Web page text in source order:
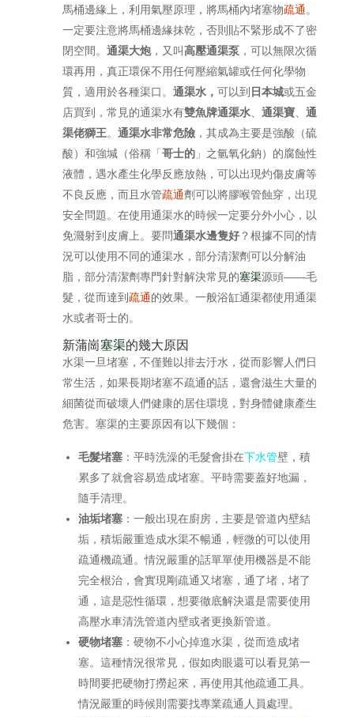
馬桶邊緣上，利用氣壓原理，將馬桶內堵塞物疏通 。
一定要注意將馬桶邊緣抹乾，否則貼不緊形成不了密
閉空間。 通渠大炮，又叫高壓通渠泵，可以無限次循
環再用，真正環保不用任何壓縮氣罐或任何化學物
質，適用於各種渠口。 通渠水， 可以到 日本城或五金
店買到，常見的通渠水有雙魚牌通渠水、 通渠寶、 通
渠佬獅王。 通渠水非常危險，其成為主要是強酸（硫
酸）和強堿（俗稱「 哥士的」之氫氧化鈉）的腐蝕性
液體，遇水產生化學反應放熱，可以出現灼傷皮膚等
不良反應，而且水管疏通劑可以將膠喉管蝕穿，出現
安全問題。在使用通渠水的時候一定要分外小心，以
免濺射到皮膚上。要問通渠水邊隻好？根據不同的情
況可以使用不同的通渠水，部分清潔劑可以分解油
脂，部分清潔劑專門針對解決常見的塞渠源頭——毛
髮，從而達到 疏通的效果。一般浴缸通渠都使用通渠
水或者哥士的。
新蒲崗塞渠的幾大原因
水渠一旦堵塞，不僅難以排去汙水，從而影響人們日
常生活，如果長期堵塞不疏通的話，還會滋生大量的
細菌從而破壞人們健康的居住環境，對身體健康產生
危害。塞渠的主要原因有以下幾個：
毛髮堵塞：平時洗澡的毛髮會掛在下水管壁，積
累多了就會容易造成堵塞。平時需要蓋好地漏，
隨手清理。
油垢堵塞：一般出現在廚房，主要是管道內壁結
垢，積垢嚴重造成水渠不暢通，輕微的可以使用
疏通機疏通。情況嚴重的話單單使用機器是不能
完全根治，會實現剛疏通又堵塞，通了堵，堵了
通，這是惡性循環，想要徹底解決還是需要使用
高壓水車清洗管道內壁或者更換新管道。
硬物堵塞：硬物不小心掉進水渠，從而造成堵
塞。這種情況很常見，假如肉眼還可以看見第一
時間要把硬物打撈起來，再使用其他疏通工具。
情況嚴重的時候則需要找專業疏通人員處理。